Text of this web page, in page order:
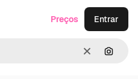
Limpar
Preços Entrar